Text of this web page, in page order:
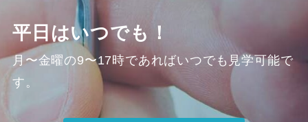
平日はいつでも！
月〜金曜の9〜17時であればいつでも見学可能で
す。